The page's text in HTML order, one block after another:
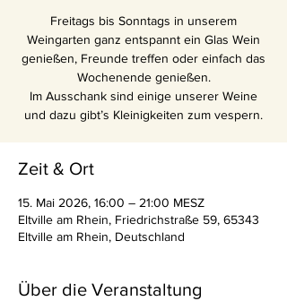
Freitags bis Sonntags in unserem
Weingarten ganz entspannt ein Glas Wein
genießen, Freunde treffen oder einfach das
Wochenende genießen.
Im Ausschank sind einige unserer Weine
und dazu gibt’s Kleinigkeiten zum vespern.
Zeit & Ort
15. Mai 2026, 16:00 – 21:00 MESZ
Eltville am Rhein, Friedrichstraße 59, 65343
Eltville am Rhein, Deutschland
Über die Veranstaltung